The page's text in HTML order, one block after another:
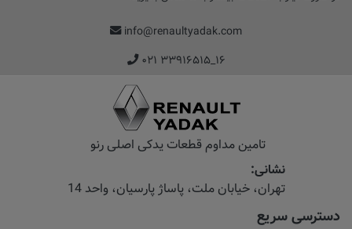
info@renaultyadak.com
۰۲۱ ۳۳۹۱۶۵۱۵_۱۶
تامین مداوم قطعات یدکی اصلی رنو
نشانی:
تهران، خیابان‌ ملت، پاساژ‌ پارسیان، واحد 14
دسترسی سریع